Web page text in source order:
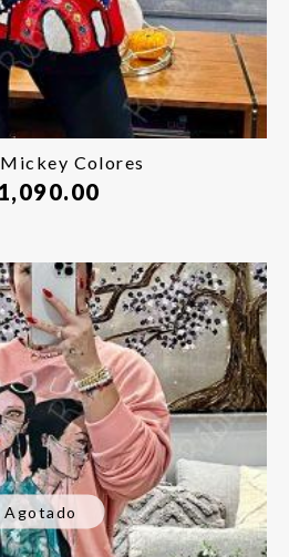
Colores
1,090.00
Agotado